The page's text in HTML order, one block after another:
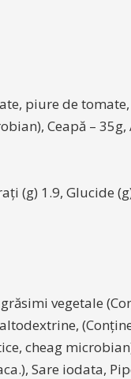
piure de
Ceapă –
(g) 1.9, Glucide
vegetale
cheag
Sare iodata,